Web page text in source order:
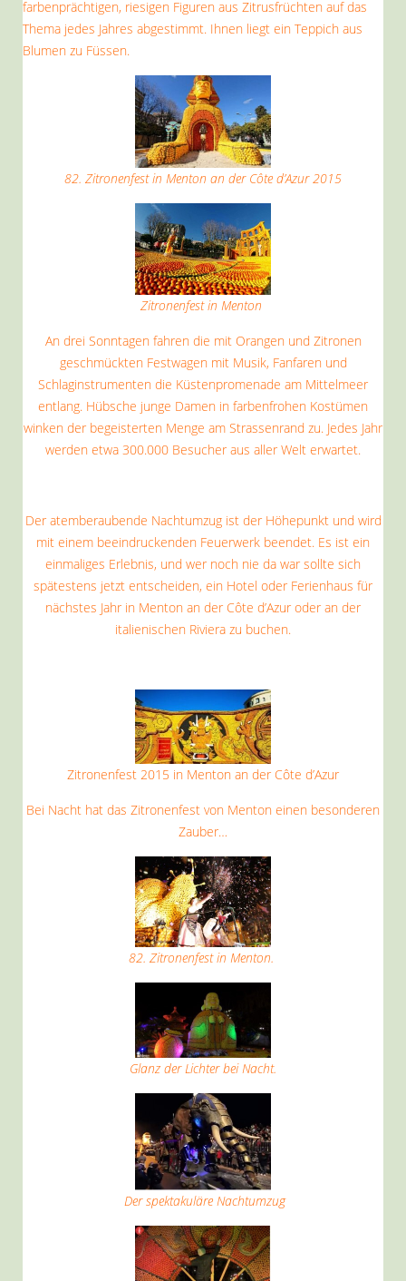
farbenprächtigen, riesigen Figuren aus Zitrusfrüchten auf das
Thema jedes Jahres abgestimmt. Ihnen liegt ein Teppich aus
Blumen zu Füssen.
82. Zitronenfest in Menton an der Côte d’Azur 2015
Zitronenfest in Menton
An drei Sonntagen fahren die mit Orangen und Zitronen
geschmückten Festwagen mit Musik, Fanfaren und
Schlaginstrumenten die Küstenpromenade am Mittelmeer
entlang. Hübsche junge Damen in farbenfrohen Kostümen
winken der begeisterten Menge am Strassenrand zu. Jedes Jahr
werden etwa 300.000 Besucher aus aller Welt erwartet.
Der atemberaubende Nachtumzug ist der Höhepunkt und wird
mit einem beeindruckenden Feuerwerk beendet. Es ist ein
einmaliges Erlebnis, und wer noch nie da war sollte sich
spätestens jetzt entscheiden, ein Hotel oder Ferienhaus für
nächstes Jahr in Menton an der Côte d’Azur oder an der
italienischen Riviera zu buchen.
Zitronenfest 2015 in Menton an der Côte d’Azur
Bei Nacht hat das Zitronenfest von Menton einen besonderen
Zauber…
82. Zitronenfest in Menton.
Glanz der Lichter bei Nacht.
Der spektakuläre Nachtumzug